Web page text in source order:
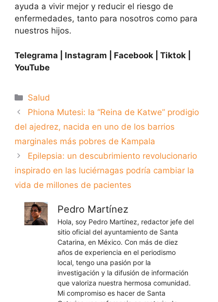
ayuda a vivir mejor y reducir el riesgo de
enfermedades, tanto para nosotros como para
nuestros hijos.
Telegrama | Instagram
| Facebook | Tiktok |
YouTube
Categorías
Salud
Phiona Mutesi: la “Reina de Katwe” prodigio
del ajedrez, nacida en uno de los barrios
marginales más pobres de Kampala
Epilepsia: un descubrimiento revolucionario
inspirado en las luciérnagas podría cambiar la
vida de millones de pacientes
Pedro Martínez
Hola, soy Pedro Martínez, redactor jefe del
sitio oficial del ayuntamiento de Santa
Catarina, en México. Con más de diez
años de experiencia en el periodismo
local, tengo una pasión por la
investigación y la difusión de información
que valoriza nuestra hermosa comunidad.
Mi compromiso es hacer de Santa